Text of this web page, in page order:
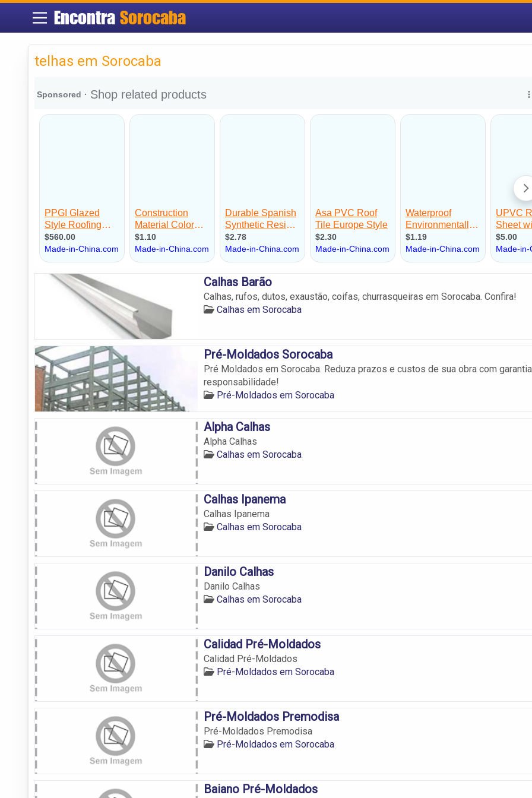
Encontra Sorocaba
telhas em Sorocaba
Calhas Barão
Calhas, rufos, dutos, exaustão, coifas, churrasqueiras em Sorocaba. Confira!
Calhas em Sorocaba
Pré-Moldados Sorocaba
Pré Moldados em Sorocaba. Reduza prazos e custos de sua obra com
responsabilidade!
Pré-Moldados em Sorocaba
Alpha Calhas
Alpha Calhas
Calhas em Sorocaba
Calhas Ipanema
Calhas Ipanema
Calhas em Sorocaba
Danilo Calhas
Danilo Calhas
Calhas em Sorocaba
Calidad Pré-Moldados
Calidad Pré-Moldados
Pré-Moldados em Sorocaba
Pré-Moldados Premodisa
Pré-Moldados Premodisa
Pré-Moldados em Sorocaba
Baiano Pré-Moldados